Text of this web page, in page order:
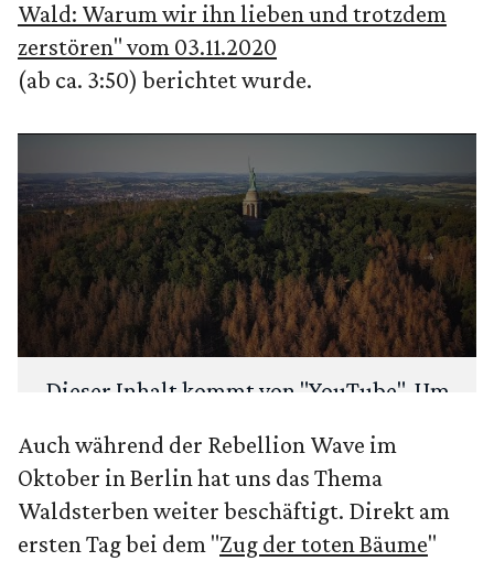
Wald: Warum wir ihn lieben und trotzdem
zerstören" vom 03.11.2020
(ab ca. 3:50) berichtet wurde.
Dieser Inhalt kommt von "YouTube". Um
wir zuerst: Möchtest du den Inhalt laden?
ANSEHEN IMMER LADEN
Auch während der Rebellion Wave im
Oktober in Berlin hat uns das Thema
Waldsterben weiter beschäftigt. Direkt am
ersten Tag bei dem "Zug der toten Bäume"